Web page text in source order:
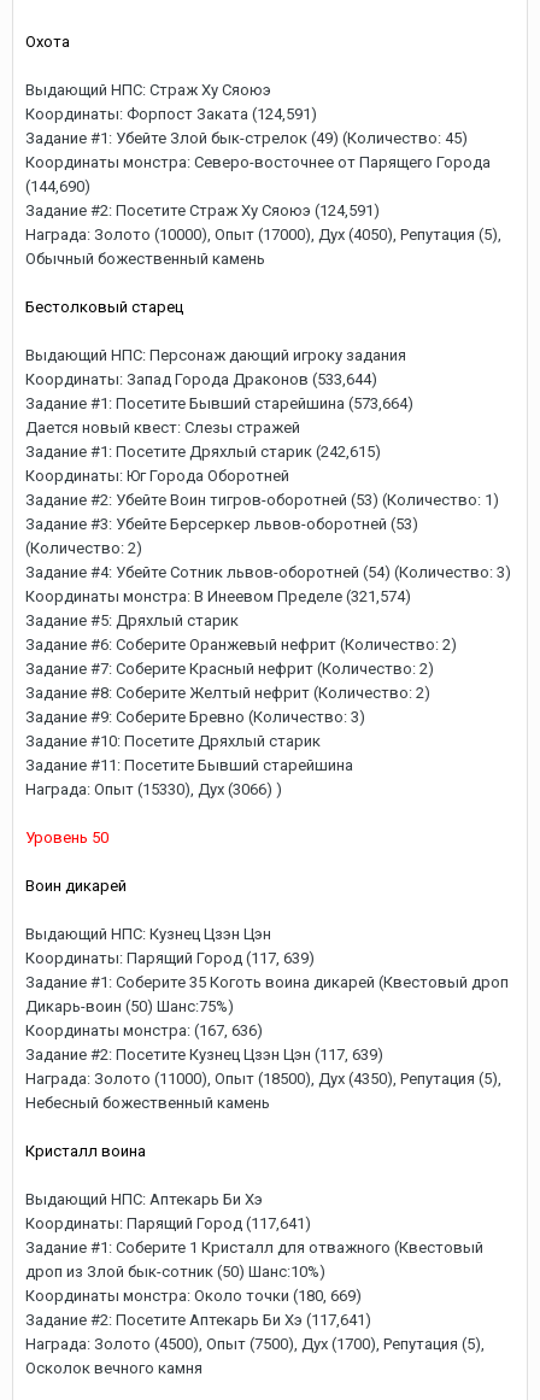
Охота
Выдающий НПС: Страж Ху Сяоюэ
Координаты: Форпост Заката (124,591)
Задание #1: Убейте Злой бык-стрелок (49) (Количество: 45)
Координаты монстра: Северо-восточнее от Парящего Города
(144,690)
Задание #2: Посетите Страж Ху Сяоюэ (124,591)
Награда: Золото (10000), Опыт (17000), Дух (4050), Репутация (5),
Обычный божественный камень
Бестолковый старец
Выдающий НПС: Персонаж дающий игроку задания
Координаты: Запад Города Драконов (533,644)
Задание #1: Посетите Бывший старейшина (573,664)
Дается новый квест: Слезы стражей
Задание #1: Посетите Дряхлый старик (242,615)
Координаты: Юг Города Оборотней
Задание #2: Убейте Воин тигров-оборотней (53) (Количество: 1)
Задание #3: Убейте Берсеркер львов-оборотней (53)
(Количество: 2)
Задание #4: Убейте Сотник львов-оборотней (54) (Количество: 3)
Координаты монстра: В Инеевом Пределе (321,574)
Задание #5: Дряхлый старик
Задание #6: Соберите Оранжевый нефрит (Количество: 2)
Задание #7: Соберите Красный нефрит (Количество: 2)
Задание #8: Соберите Желтый нефрит (Количество: 2)
Задание #9: Соберите Бревно (Количество: 3)
Задание #10: Посетите Дряхлый старик
Задание #11: Посетите Бывший старейшина
Награда: Опыт (15330), Дух (3066) )
Уровень 50
Воин дикарей
Выдающий НПС: Кузнец Цзэн Цэн
Координаты: Парящий Город (117, 639)
Задание #1: Соберите 35 Коготь воина дикарей (Квестовый дроп
Дикарь-воин (50) Шанс:75%)
Координаты монстра: (167, 636)
Задание #2: Посетите Кузнец Цзэн Цэн (117, 639)
Награда: Золото (11000), Опыт (18500), Дух (4350), Репутация (5),
Небесный божественный камень
Кристалл воина
Выдающий НПС: Аптекарь Би Хэ
Координаты: Парящий Город (117,641)
Задание #1: Соберите 1 Кристалл для отважного (Квестовый
дроп из Злой бык-сотник (50) Шанс:10%)
Координаты монстра: Около точки (180, 669)
Задание #2: Посетите Аптекарь Би Хэ (117,641)
Награда: Золото (4500), Опыт (7500), Дух (1700), Репутация (5),
Осколок вечного камня